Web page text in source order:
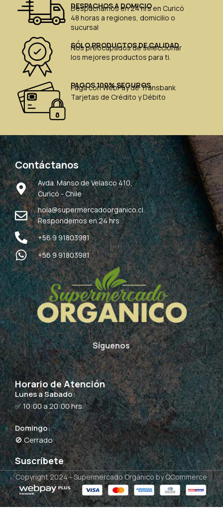
DESPACHOS A DOMICIO
Despachamos en 24 hrs en Curicó
48 horas a regiones, domicilio o
sucursal
SÓLO PRODUCTOS DE CALIDAD
Nos preocupados de seleccionar
los mejores productos para ti.
PAGOS 100% SEGUROS
Paga con WebPay de Transbank
Tarjetas de Crédito y Débito
Contáctanos
Avda. Manso de Velasco 410,
Curicó - Chile
hola@supermercadoorganico.cl
Respondemos en 24 hrs
+56 9 91803981
+56 9 91803981
Síguenos
Horario de Atención
Lunes a Sabado:
✅ 10:00 a 20:00 hrs.
Domingo:
🚫 Cerrado
Suscríbete
Copyright 2024 -Supermercado Orgánico by QCommerce